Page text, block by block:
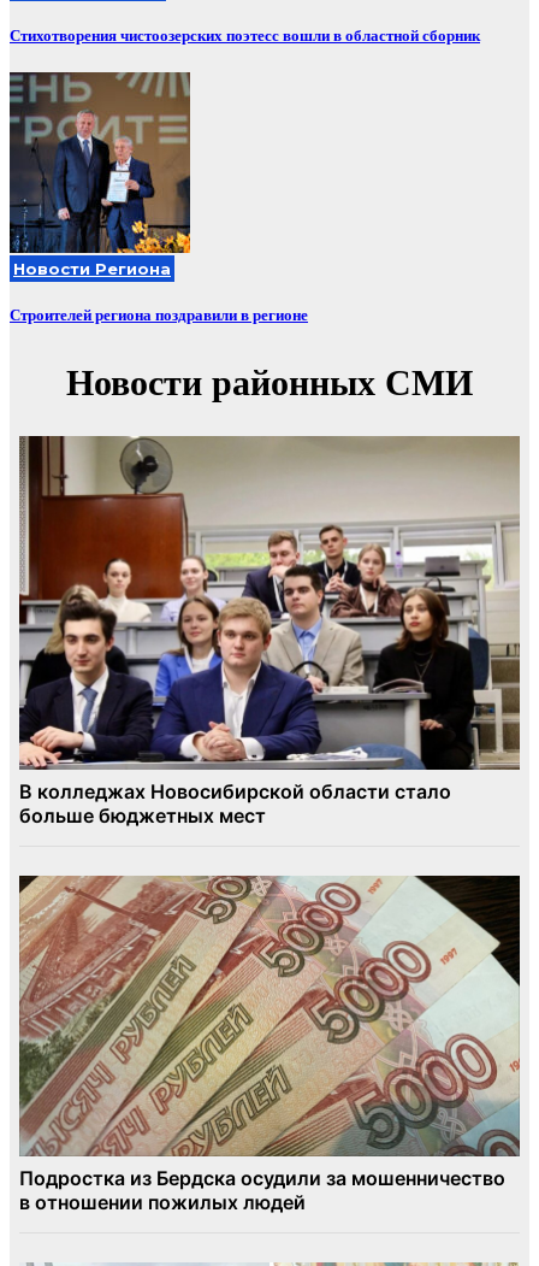
Стихотворения чистоозерских поэтесс вошли в областной сборник
Новости Региона
Строителей региона поздравили в регионе